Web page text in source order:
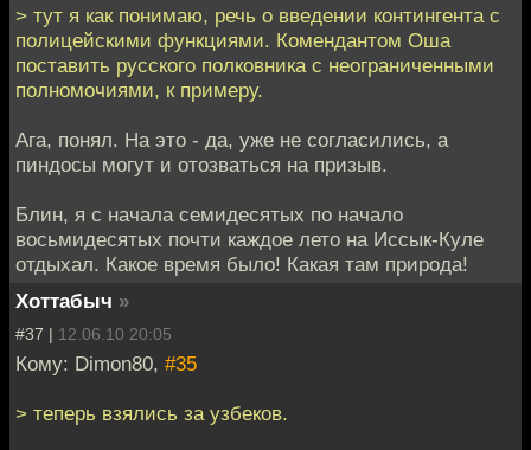
> тут я как понимаю, речь о введении контингента с
полицейскими функциями. Комендантом Оша
поставить русского полковника с неограниченными
полномочиями, к примеру.
Ага, понял. На это - да, уже не согласились, а
пиндосы могут и отозваться на призыв.
Блин, я с начала семидесятых по начало
восьмидесятых почти каждое лето на Иссык-Куле
отдыхал. Какое время было! Какая там природа!
Хоттабыч »
#37 | 12.06.10 20:05
Кому: Dimon80, #35
> теперь взялись за узбеков.